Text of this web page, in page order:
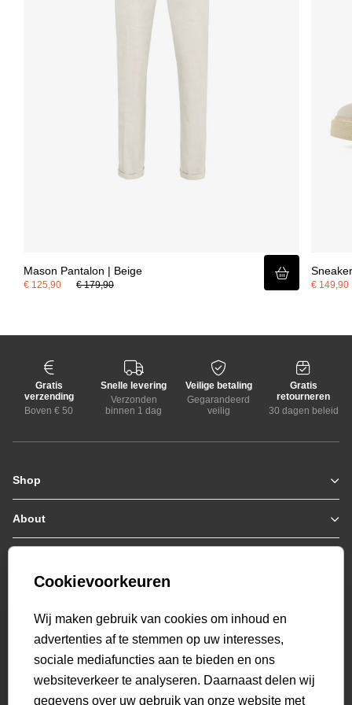
Mason Pantalon | Beige
€ 125,90 € 179,90 € 149,90
Gratis
verzending
Boven € 50
Snelle levering
Verzonden
binnen 1 dag
Veilige betaling
Gegarandeerd
veilig
Gratis
retourneren
30 dagen beleid
Shop
Zomerjassen
Jassen / Coats
Colberts
Hoodies
Polo's
T-shirts
Overshirts
Overhemden
Sweatpants
About
Who we are
Genti X PSV
Bestellen & Betalen
Retourneren
Veelgestelde vragen
Mijn Account
beoordelingen
Cookievoorkeuren
Wij maken gebruik van cookies om inhoud en
advertenties af te stemmen op uw interesses,
sociale mediafuncties aan te bieden en ons
websiteverkeer te analyseren. Daarnaast delen wij
gegevens over uw gebruik van onze website met